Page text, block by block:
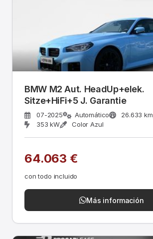
BMW M2 Aut. HeadUp+elek.
Sitze+HiFi+5 J. Garantie
07-2025 Automático 26.633 km
353 kW
Color Azul
64.063 €
con todo incluido
Más información